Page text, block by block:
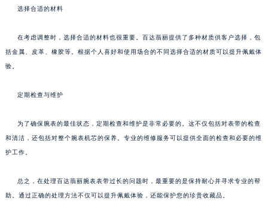
选择合适的材料
在考虑调整时，选择合适的材料也很重要。百达翡丽提供了多种材质供客户选择，包
括金属、皮革、橡胶等。根据个人喜好和使用场合的不同选择合适的材质可以提升佩戴体
验。
定期检查与维护
为了确保腕表的最佳状态，定期检查和维护是非常必要的。这不仅包括对表带的检查
和清洁，还包括对整个腕表机芯的保养。专业的维修服务可以提供全面的检查和必要的维
护工作。
总之，在处理百达翡丽腕表表带过长的问题时，最重要的是保持耐心并寻求专业的帮
助。通过正确的处理方法不仅可以提升佩戴体验，还能保护您的珍贵收藏品。